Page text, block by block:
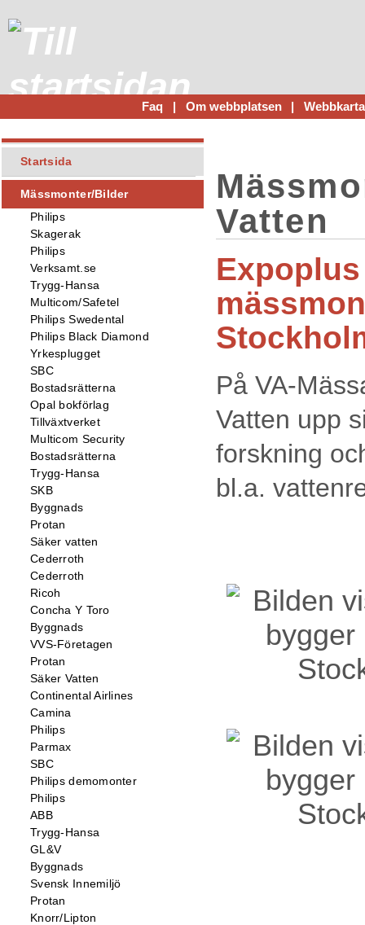
Faq Om webbplatsen Webbkarta
Startsida
Mässmonter/Bilder
Philips
Skagerak
Philips
Verksamt.se
Trygg-Hansa
Multicom/Safetel
Philips Swedental
Philips Black Diamond
Yrkesplugget
SBC
Bostadsrätterna
Opal bokförlag
Tillväxtverket
Multicom Security
Bostadsrätterna
Trygg-Hansa
SKB
Byggnads
Protan
Säker vatten
Cederroth
Cederroth
Ricoh
Concha Y Toro
Byggnads
VVS-Företagen
Protan
Säker Vatten
Continental Airlines
Camina
Philips
Parmax
SBC
Philips demomonter
Philips
ABB
Trygg-Hansa
GL&V
Byggnads
Svensk Innemiljö
Protan
Knorr/Lipton
Vatten
På VA-
Vatten upp
forskning
bl.a.